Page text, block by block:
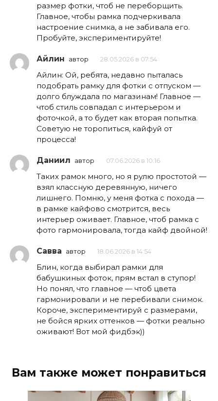
размер фотки, чтоб не переборщить.
Главное, чтобы рамка подчеркивала
настроение снимка, а не забивала его.
Пробуйте, экспериментируйте!
Айлин автор 28.05.2026 в 07:54
Айлин: Ой, ребята, недавно пыталась
подобрать рамку для фотки с отпуском —
долго блуждала по магазинам! Главное —
чтоб стиль совпадал с интерьером и
фоточкой, а то будет как вторая попытка.
Советую не торопиться, кайфуй от
процесса!
Даниил автор 07.06.2026 в 10:16
Таких рамок много, но я рулю простотой —
взял классную деревянную, ничего
лишнего. Помню, у меня фотка с похода —
в рамке кайфово смотрится, весь
интерьер оживает. Главное, чтоб рамка с
фото гармонировала, тогда кайф двойной!
Савва автор 18.06.2026 в 14:54
Блин, когда выбирал рамки для
бабушкиных фоток, прям встал в ступор!
Но понял, что главное — чтоб цвета
гармонировали и не перебивали снимок.
Короче, экспериментируй с размерами,
не бойся ярких оттенков — фотки реально
оживают! Вот мой фидбэк))
Вам также может понравиться